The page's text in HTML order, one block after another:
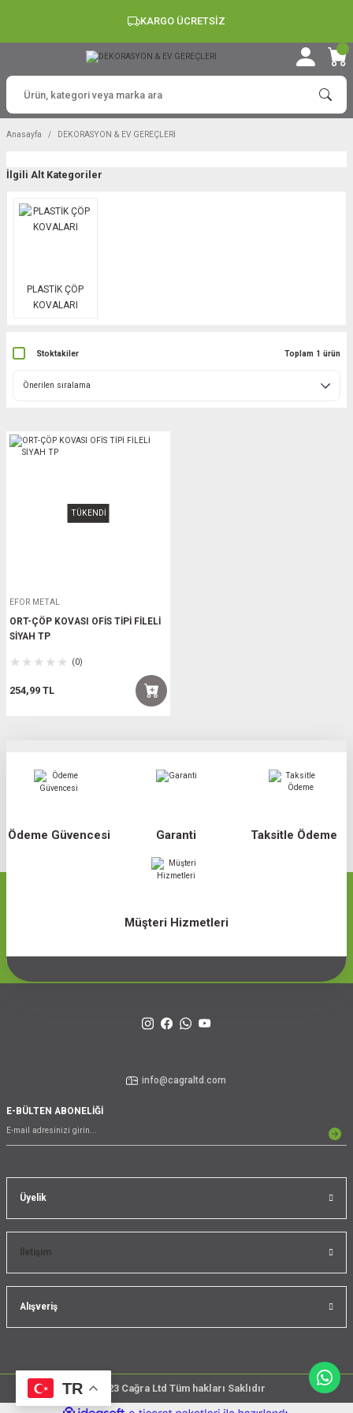
KARGO ÜCRETSİZ
Anasayfa DEKORASYON & EV GEREÇLERİ
İlgili Alt Kategoriler
PLASTİK ÇÖP
KOVALARI
Stoktakiler Toplam 1 ürün
TÜKENDİ
EFOR METAL
ORT-ÇÖP KOVASI OFİS TİPİ FİLELİ
SİYAH TP
(0)
254,99 TL
Ödeme Güvencesi Garanti Taksitle Ödeme
Müşteri Hizmetleri
Üyelik
İletişim
Alışveriş
TR
info@cagraltd.com
E-BÜLTEN ABONELİĞİ
@2023 Cağra Ltd Tüm hakları Saklıdır
çember